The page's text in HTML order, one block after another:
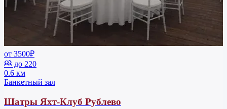
от 3500₽
до 220
0.6 км
Банкетный зал
Шатры Яхт-Клуб Рублево